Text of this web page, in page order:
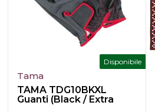
Disponibile
Tama
TAMA TDG10BKXL
Guanti (Black / Extra